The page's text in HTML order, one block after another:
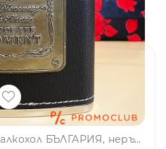
Подаръчна манерка за алкохол БЪЛГАРИЯ, неръждаема стомана, 236 мл